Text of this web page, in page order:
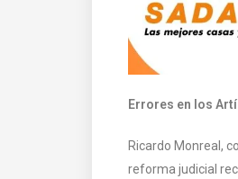
Errores en los
Ricardo Monreal,
reforma judicial